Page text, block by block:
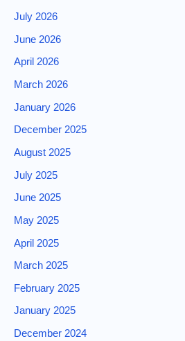
July 2026
June 2026
April 2026
March 2026
January 2026
December 2025
August 2025
July 2025
June 2025
May 2025
April 2025
March 2025
February 2025
January 2025
December 2024